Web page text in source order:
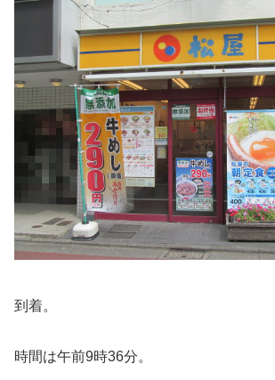
到着。
時間は午前9時36分。